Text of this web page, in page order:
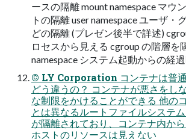
ースの隔離 mount namespace マウ
トの隔離 user namespace ユーザ・
どの隔離 (プレゼン後半で詳述)
ロセスから⾒える cgroup の階層を
namespace システム起動からの経
© LY Corporation コンテナは普
どう違うの？ コンテナが悪さをし
な制限をかけることができる 他の
とは異なるルートファイルシステ
が隔離されており、コンテナ内か
ホストのリソースは⾒えない